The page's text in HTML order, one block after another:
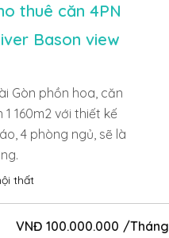
thuê căn 4PN
Bason view
Gòn phồn hoa, căn
160m2 với thiết kế
4 phòng ngủ, sẽ là
thất
VNĐ 100.000.000 /Tháng